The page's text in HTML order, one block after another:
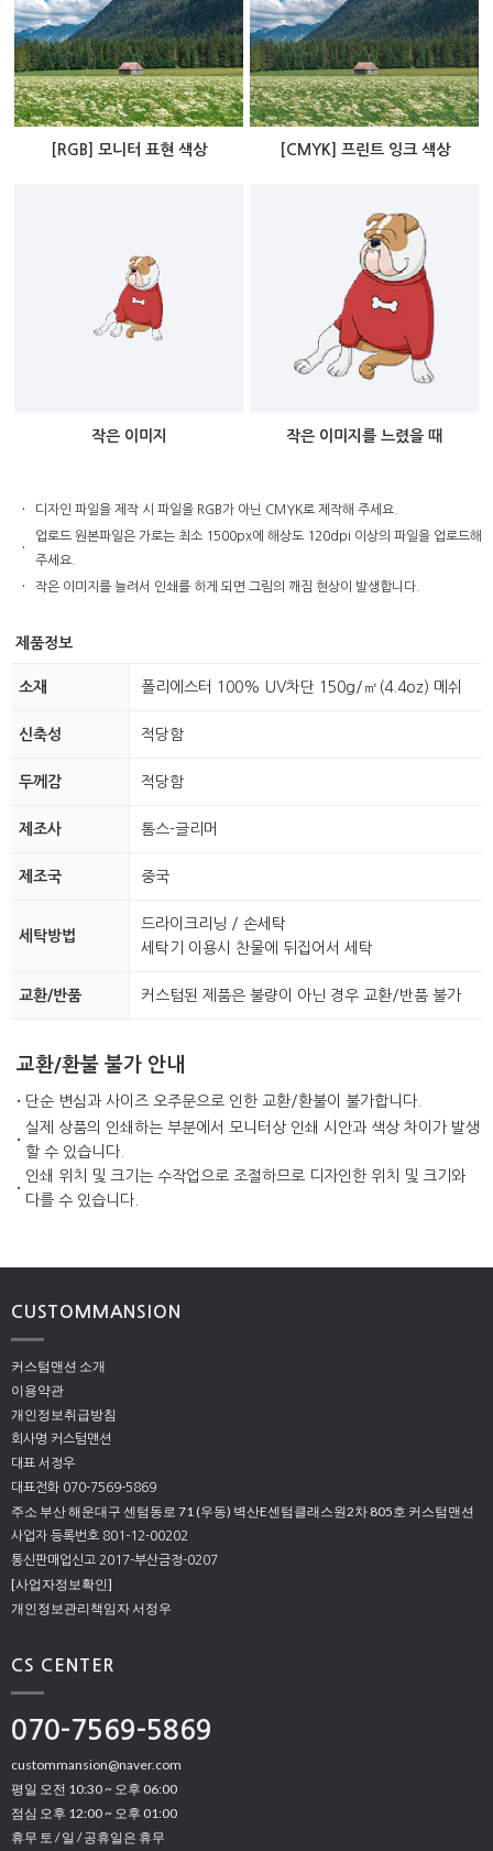
[RGB] 모니터 표현 색상 [CMYK] 프린트 잉크 색상
작은 이미지 작은 이미지를 느렸을 때
· 디자인 파일을 제작 시 파일을 RGB가 아닌 CMYK로 제작해 주세요.
·
업로드 원본파일은 가로는 최소 1500px에 해상도 120dpi 이상의 파일을 업로드해
주세요.
·
작은 이미지를 늘려서 인쇄를 하게 되면 그림의 깨짐 현상이 발생합니다.
제품정보
소재 폴리에스터 100% UV차단 150g/㎡(4.4oz) 메쉬
신축성 적당함
두께감 적당함
제조사 톰스-글리머
제조국 중국
세탁방법
드라이크리닝 / 손세탁
세탁기 이용시 찬물에 뒤집어서 세탁
교환/반품 커스텀된 제품은 불량이 아닌 경우 교환/반품 불가
교환/환불 불가 안내
· 단순 변심과 사이즈 오주문으로 인한 교환/환불이 불가합니다.
·
실제 상품의 인쇄하는 부분에서 모니터상 인쇄 시안과 색상 차이가 발생
할 수 있습니다.
·
인쇄 위치 및 크기는 수작업으로 조절하므로 디자인한 위치 및 크기와
다를 수 있습니다.
CUSTOMMANSION
커스텀맨션 소개
이용약관
개인정보취급방침
회사명 커스텀맨션
대표 서정우
대표전화 070-7569-5869
주소 부산 해운대구 센텀동로 71 (우동) 벽산E센텀클래스원2차 805호 커스텀맨션
사업자 등록번호 801-12-00202
통신판매업신고 2017-부산금정-0207
[사업자정보확인]
개인정보관리책임자 서정우
CS CENTER
070-7569-5869
custommansion@naver.com
평일 오전 10:30 ~ 오후 06:00
점심 오후 12:00 ~ 오후 01:00
휴무 토 / 일 / 공휴일은 휴무